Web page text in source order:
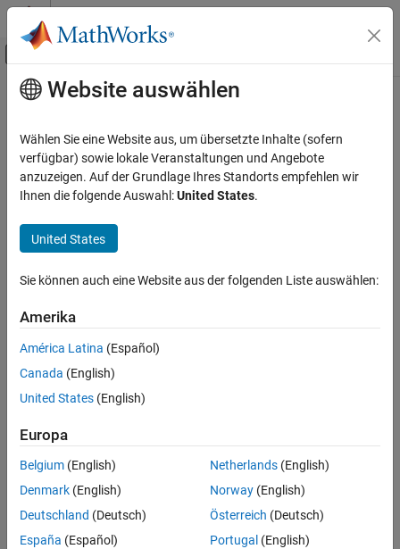
Weiter zum Inhalt
Umschaltung für Off-Canvas-
Startseite der Dokumentation
Embedded Coder
Code and Tool Customization
Model Configuration Set Customization
Code Generation Configuration Sets
Description
See Also
Hauptinhalt
Refresh package list
Description
Add user-defined packages that are on the search path to list of
packages displayed byPackages.
Category:Code Generation
Tip
list. This action adds user-defined packages on your search path
to the package list.
See Also
Model Configuration Parameters: Code Generation
Control Data and Function Placement in Memory by Inserting
Pragmas
How useful was this information?
Website auswählen
Wählen Sie eine Website aus, um übersetzte Inhalte (sofern
verfügbar) sowie lokale Veranstaltungen und Angebote
anzuzeigen. Auf der Grundlage Ihres Standorts empfehlen wir
Ihnen die folgende Auswahl:United States.
United States
Sie können auch eine Website aus der folgenden Liste auswählen:
Amerika
América Latina (Español)
Canada (English)
United States (English)
Europa
Belgium (English)
Denmark (English)
Deutschland (Deutsch)
España (Español)
Netherlands(English)
Norway(English)
Österreich (Deutsch)
Portugal (English)